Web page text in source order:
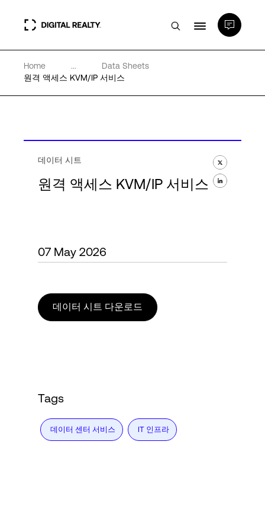
데이터 센터
전문성 및 리소스
로그인
Home ...
Data Sheets
원격 액세스 KVM/IP 서비스
데이터 시트
원격 액세스 KVM/IP 서비스
07 May 2026
데이터 시트 다운로드
Tags
데이터 센터 서비스 IT 인프라